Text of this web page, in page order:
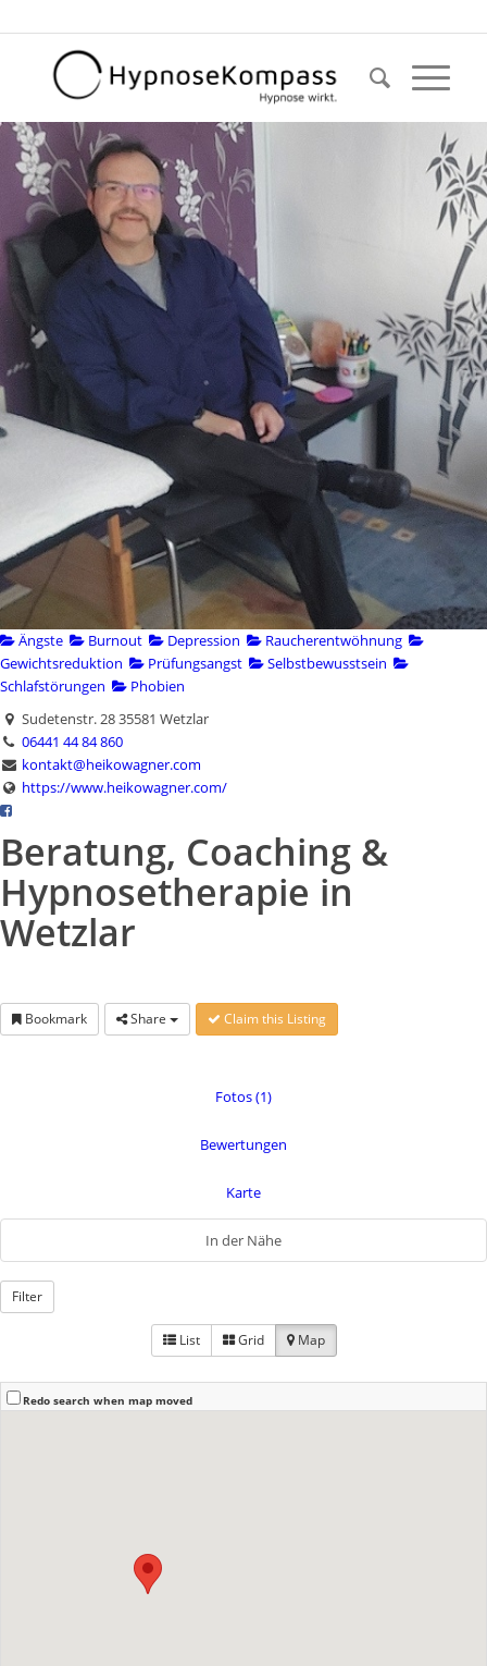
Ängste Burnout Depression
Raucherentwöhnung
Gewichtsreduktion
Prüfungsangst
Selbstbewusstsein
Schlafstörungen
Phobien
Sudetenstr. 28 35581 Wetzlar
06441 44 84 860
kontakt@heikowagner.com
https://www.heikowagner.com/
Beratung, Coaching &
Hypnosetherapie in
Wetzlar
Bookmark Share Claim this Listing
Fotos (1)
Bewertungen
Karte
In der Nähe
Filter
List Grid Map
Redo search when map moved